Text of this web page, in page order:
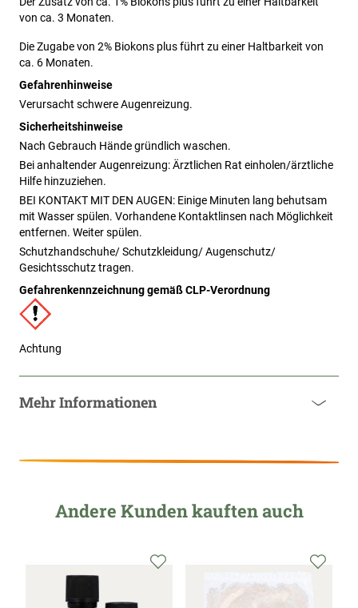
von ca. 3 Monaten.
Die Zugabe von 2% Biokons plus führt zu einer Haltbarkeit von
ca. 6 Monaten.
Gefahrenhinweise
Verursacht schwere Augenreizung.
Sicherheitshinweise
Nach Gebrauch Hände gründlich waschen.
Bei anhaltender Augenreizung: Ärztlichen Rat einholen/ärztliche
Hilfe hinzuziehen.
BEI KONTAKT MIT DEN AUGEN: Einige Minuten lang behutsam
mit Wasser spülen. Vorhandene Kontaktlinsen nach Möglichkeit
entfernen. Weiter spülen.
Schutzhandschuhe/ Schutzkleidung/ Augenschutz/
Gesichtsschutz tragen.
Gefahrenkennzeichnung gemäß CLP-Verordnung
Achtung
Mehr Informationen
Andere Kunden kauften auch